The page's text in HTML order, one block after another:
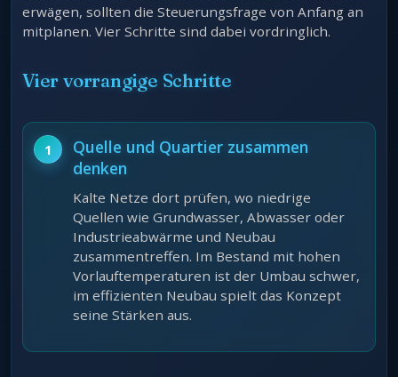
erwägen, sollten die Steuerungsfrage von Anfang an
mitplanen. Vier Schritte sind dabei vordringlich.
Vier vorrangige Schritte
Quelle und Quartier zusammen
denken
Kalte Netze dort prüfen, wo niedrige
Quellen wie Grundwasser, Abwasser oder
Industrieabwärme und Neubau
zusammentreffen. Im Bestand mit hohen
Vorlauftemperaturen ist der Umbau schwer,
im effizienten Neubau spielt das Konzept
seine Stärken aus.